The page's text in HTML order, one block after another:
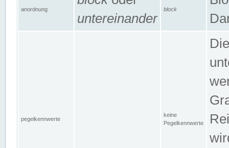
anordnung
untereinander
block
pegelkennwerte
keine
Pegelkennwerte